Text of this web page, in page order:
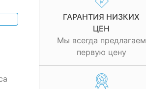
ГАРАНТИЯ НИЗКИХ
ЦЕН
Мы всегда предлагаем
первую цену